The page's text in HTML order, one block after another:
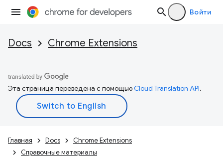
Войти
Docs Chrome Extensions
Эта страница переведена с помощьюCloud Translation API.
Главная Docs
Chrome Extensions
Справочные материалы